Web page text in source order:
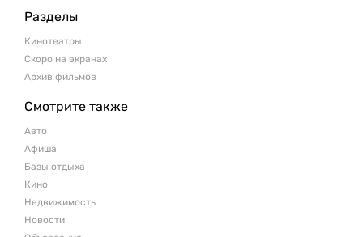
Разделы
Кинотеатры
Скоро на экранах
Архив фильмов
Смотрите также
Авто
Афиша
Базы отдыха
Кино
Недвижимость
Новости